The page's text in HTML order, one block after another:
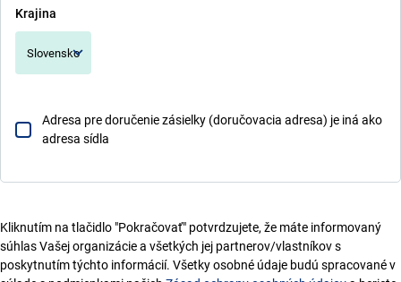
Krajina
Slovensko
Adresa pre doručenie zásielky (doručovacia adresa) je iná ako
adresa sídla
Kliknutím na tlačidlo "Pokračovať" potvrdzujete, že máte informovaný
súhlas Vašej organizácie a všetkých jej partnerov/vlastníkov s
poskytnutím týchto informácií. Všetky osobné údaje budú spracované v